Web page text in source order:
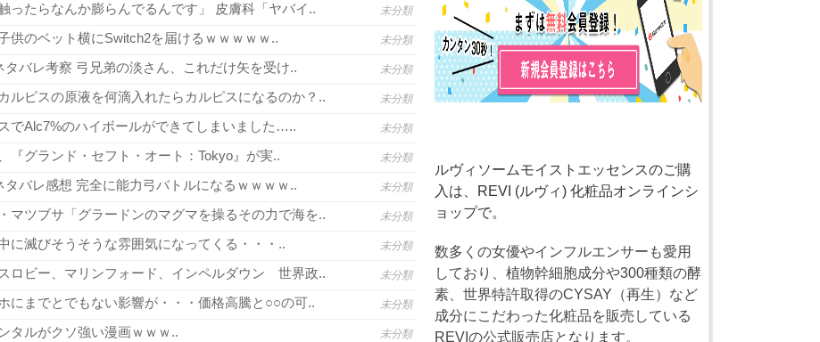
ったらなんか膨らんでるんです」 皮膚科「ヤバイ.. 未分類
供のベット横にSwitch2を届けるｗｗｗｗｗ.. 未分類
タバレ考察 弓兄弟の淡さん、これだけ矢を受け.. 未分類
ルピスの原液を何滴入れたらカルピスになるのか？.. 未分類
でAlc7%のハイボールができてしまいました….. 未分類
『グランド・セフト・オート：Tokyo』が実.. 未分類
タバレ感想 完全に能力弓バトルになるｗｗｗｗ.. 未分類
マツブサ「グラードンのマグマを操るその力で海を.. 未分類
に滅びそうそうな雰囲気になってくる・・・.. 未分類
ロビー、マリンフォード、インペルダウン 世界政.. 未分類
にまでとでもない影響が・・・価格高騰と○○の可.. 未分類
タルがクソ強い漫画ｗｗｗ.. 未分類
ルヴィソームモイストエッセンスのご購
入は、REVI (ルヴィ) 化粧品オンラインシ
ョップで。
数多くの女優やインフルエンサーも愛用
しており、植物幹細胞成分や300種類の酵
素、世界特許取得のCYSAY（再生）など
成分にこだわった化粧品を販売している
REVIの公式販売店となります。